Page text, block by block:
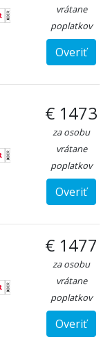
vrátane
poplatkov
Overiť
€ 1473
za osobu
vrátane
poplatkov
Overiť
€ 1477
za osobu
vrátane
poplatkov
Overiť